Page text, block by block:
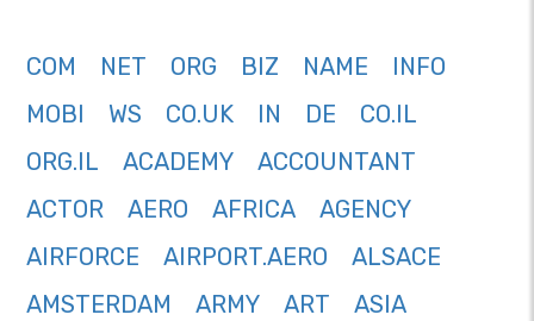
COM NET ORG BIZ NAME
INFO
MOBI
WS CO.UK IN DE
CO.IL
ORG.IL
ACADEMY
ACCOUNTANT
ACTOR
AERO AFRICA
AGENCY
AIRFORCE
AIRPORT.AERO
ALSACE
AMSTERDAM
ARMY ART
ASIA